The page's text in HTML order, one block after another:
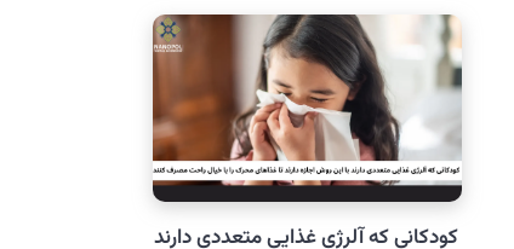
کودکانی که آلرژی غذایی متعددی دارند